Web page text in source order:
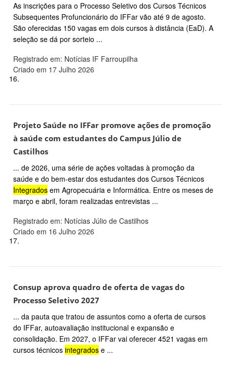
As inscrições para o Processo Seletivo dos Cursos Técnicos
Subsequentes Profuncionário do IFFar vão até 9 de agosto.
São oferecidas 150 vagas em dois cursos à distância (EaD). A
seleção se dá por sorteio ...
Registrado em: Notícias IF Farroupilha
Criado em 17 Julho 2026
16.
Projeto Saúde no IFFar promove ações de promoção
à saúde com estudantes do Campus Júlio de
Castilhos
... de 2026, uma série de ações voltadas à promoção da
saúde e do bem-estar dos estudantes dos Cursos Técnicos
Integrados em Agropecuária e Informática. Entre os meses de
março e abril, foram realizadas entrevistas ...
Registrado em: Notícias Júlio de Castilhos
Criado em 16 Julho 2026
17.
Consup aprova quadro de oferta de vagas do
Processo Seletivo 2027
... da pauta que tratou de assuntos como a oferta de cursos
do IFFar, autoavaliação institucional e expansão e
consolidação. Em 2027, o IFFar vai oferecer 4521 vagas em
cursos técnicos integrados e ...